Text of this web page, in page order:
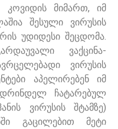
კოვიდის მიმართ, იმ
შესული ვირუსის
უდიდესი შეცდომა.
ვაქცინა-
ვირუსის
აპელირებენ იმ
ჩატარებულ
ვირუსის შტამზე)
გაცილებით მეტი